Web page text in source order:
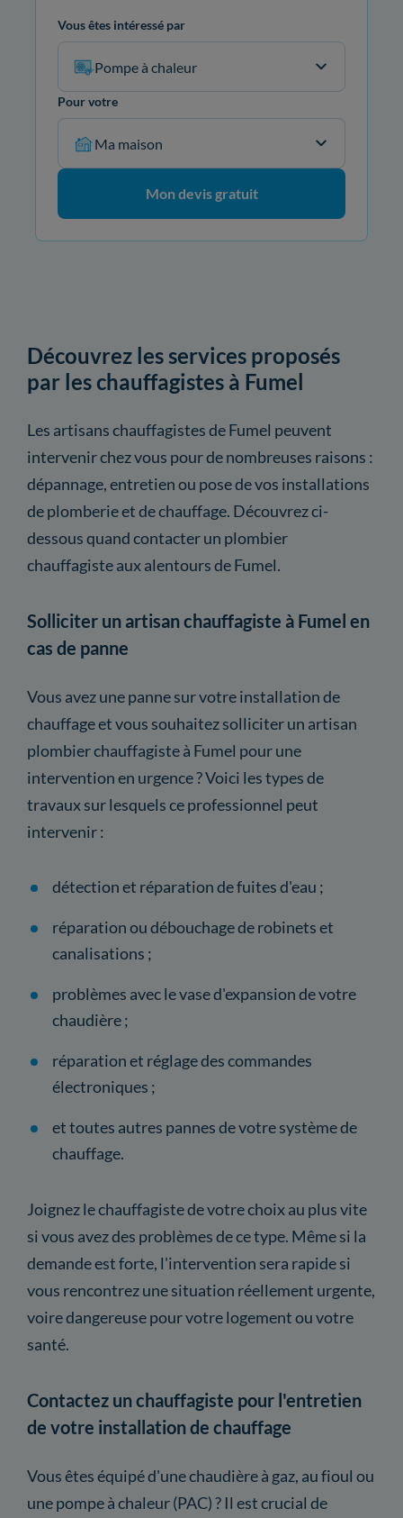
Vous êtes intéressé par
Pompe à chaleur
Pour votre
Ma maison
Mon devis gratuit
Découvrez les services proposés
par les chauffagistes à Fumel
Les artisans chauffagistes de Fumel peuvent
intervenir chez vous pour de nombreuses raisons :
dépannage, entretien ou pose de vos installations
de plomberie et de chauffage. Découvrez ci-
dessous quand contacter un plombier
chauffagiste aux alentours de Fumel.
Solliciter un artisan chauffagiste à Fumel en
cas de panne
Vous avez une panne sur votre installation de
chauffage et vous souhaitez solliciter un artisan
plombier chauffagiste à Fumel pour une
intervention en urgence ? Voici les types de
travaux sur lesquels ce professionnel peut
intervenir :
détection et réparation de fuites d'eau ;
réparation ou débouchage de robinets et
canalisations ;
problèmes avec le vase d'expansion de votre
chaudière ;
réparation et réglage des commandes
électroniques ;
et toutes autres pannes de votre système de
chauffage.
Joignez le chauffagiste de votre choix au plus vite
si vous avez des problèmes de ce type. Même si la
demande est forte, l'intervention sera rapide si
vous rencontrez une situation réellement urgente,
voire dangereuse pour votre logement ou votre
santé.
Contactez un chauffagiste pour l'entretien
de votre installation de chauffage
Vous êtes équipé d'une chaudière à gaz, au fioul ou
une pompe à chaleur (PAC) ? Il est crucial de